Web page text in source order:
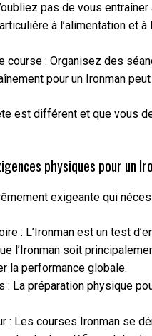
pas de vous
à l’alimentation et
course : Organisez des
pour un Ironman
est différent et que vous
physiques pour un
exigeante qui
: L’Ironman est un test
l’Ironman soit
la performance globale.
: La préparation physique
: Les courses Ironman se